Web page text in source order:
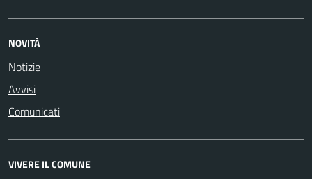
NOVITÀ
Notizie
Avvisi
Comunicati
VIVERE IL COMUNE